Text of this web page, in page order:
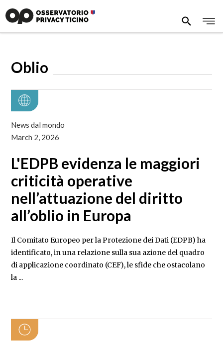
Oblio
News dal mondo
March 2, 2026
L'EDPB evidenza le maggiori
criticità operative
nell’attuazione del diritto
all’oblio in Europa
Il Comitato Europeo per la Protezione dei Dati (EDPB) ha
identificato, in una relazione sulla sua azione del quadro
di applicazione coordinato (CEF), le sfide che ostacolano
la ...